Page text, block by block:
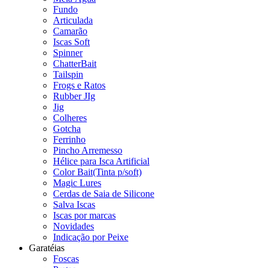
Fundo
Articulada
Camarão
Iscas Soft
Spinner
ChatterBait
Tailspin
Frogs e Ratos
Rubber JIg
Jig
Colheres
Gotcha
Ferrinho
Pincho Arremesso
Hélice para Isca Artificial
Color Bait(Tinta p/soft)
Magic Lures
Cerdas de Saia de Silicone
Salva Iscas
Iscas por marcas
Novidades
Indicação por Peixe
Garatéias
Foscas